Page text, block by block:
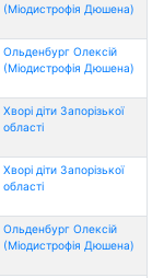
(Міодистрофія Дюшена)
Ольденбург Олексій
(Міодистрофія Дюшена)
Хворі діти Запорізької
області
Хворі діти Запорізької
області
Ольденбург Олексій
(Міодистрофія Дюшена)